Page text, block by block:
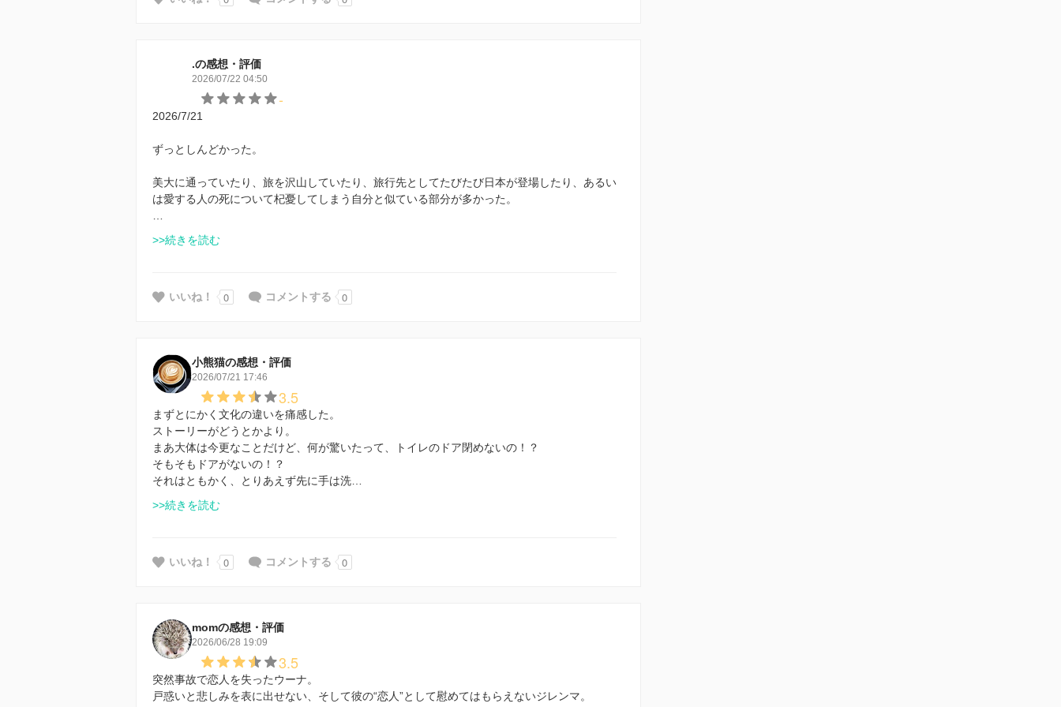
.の感想・評価
2026/07/22 04:50
-
2026/7/21
ずっとしんどかった。
美大に通っていたり、旅を沢山していたり、旅行先としてたびたび日本が登場したり、あるい
は愛する人の死について杞憂してしまう自分と似ている部分が多かった。
>>続きを読む
いいね！ 0 コメントする 0
小熊猫の感想・評価
2026/07/21 17:46
3.5
まずとにかく文化の違いを痛感した。
ストーリーがどうとかより。
まあ大体は今更なことだけど、何が驚いたって、トイレのドア閉めないの！？
そもそもドアがないの！？
それはともかく、とりあえず先に手は洗…
>>続きを読む
いいね！ 0 コメントする 0
momの感想・評価
2026/06/28 19:09
3.5
突然事故で恋人を失ったウーナ。
戸惑いと悲しみを表に出せない、そして彼の“恋人”として慰めてはもらえないジレンマ。